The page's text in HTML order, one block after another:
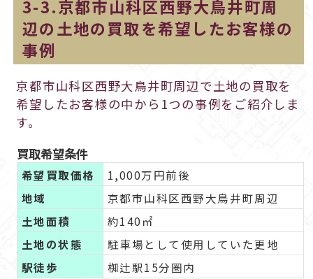
3-3.京都市山科区西野大鳥井町周
辺の土地の買取を希望したお客様の
事例
京都市山科区西野大鳥井町周辺で土地の買取を
希望したお客様の中から1つの事例をご紹介しま
す。
買取希望条件
希望買取価格
1,000万円前後
地域
京都市山科区西野大鳥井町周辺
土地面積
約140㎡
土地の状態
駐車場として使用していた更地
駅徒歩
椥辻駅15分圏内